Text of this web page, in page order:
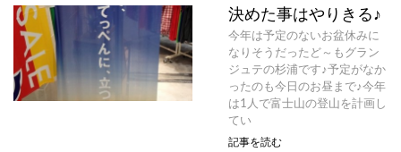
決めた事はやりきる♪
今年は予定のないお盆休みに
なりそうだったど～もグラン
ジュテの杉浦です♪予定がなか
ったのも今日のお昼まで♪今年
は1人で富士山の登山を計画し
てい
記事を読む